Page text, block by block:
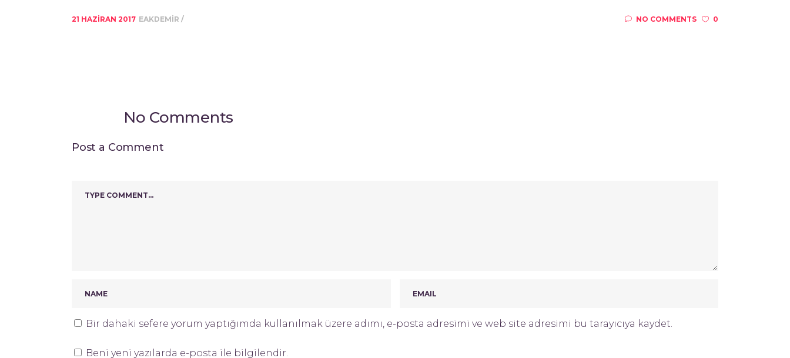
21 HAZIRAN 2017 EAKDEMIR NO COMMENTS 0
No Comments
Post a Comment
Bir dahaki sefere yorum yaptığımda kullanılmak üzere adımı, e-posta adresimi ve web site adresimi bu tarayıcıya kaydet.
Beni yeni yazılarda e-posta ile bilgilendir.